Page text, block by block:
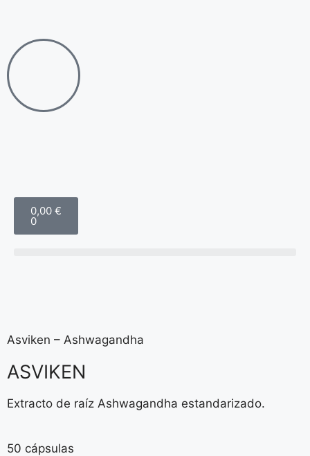
0,00 €
0
Asviken – Ashwagandha
ASVIKEN
Extracto de raíz Ashwagandha estandarizado.
50 cápsulas